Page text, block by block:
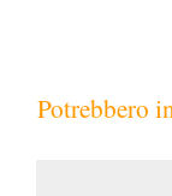
Potrebbero